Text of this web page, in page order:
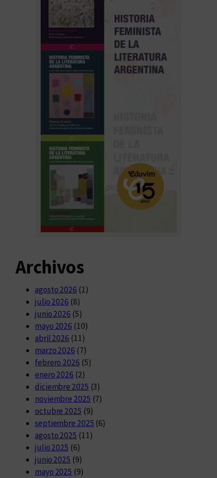
Archivos
agosto 2026 (1)
julio 2026 (8)
junio 2026 (5)
mayo 2026 (10)
abril 2026 (11)
marzo 2026 (7)
febrero 2026 (5)
enero 2026 (2)
diciembre 2025 (3)
noviembre 2025 (7)
octubre 2025 (9)
septiembre 2025 (6)
agosto 2025 (11)
julio 2025 (6)
junio 2025 (9)
mayo 2025 (9)